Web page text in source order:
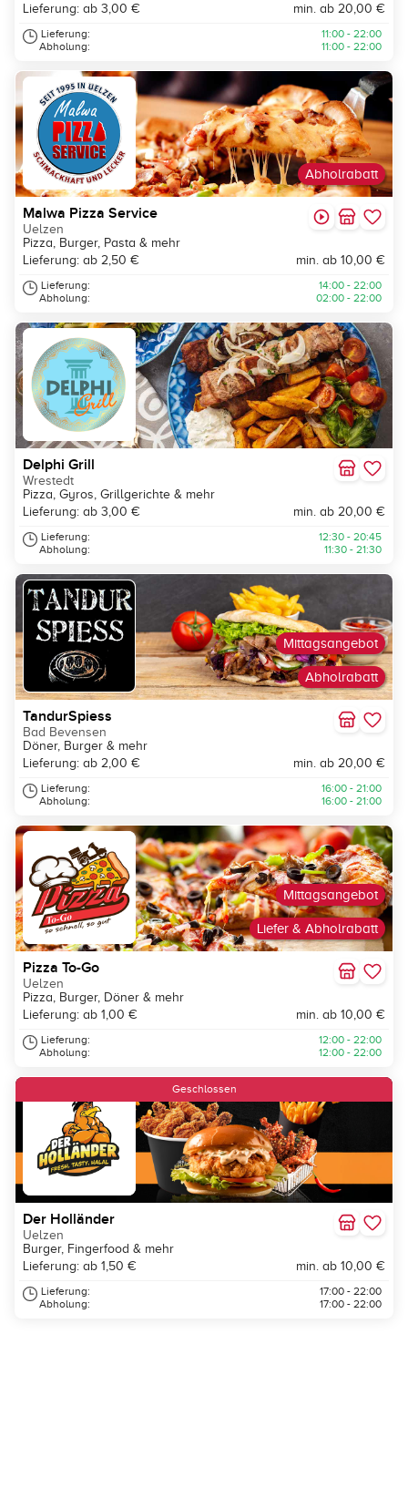
Lieferung: ab 3,00 €
min. ab 20,00 €
Lieferung:
Abholung:
11:00 - 22:00
11:00 - 22:00
Abholrabatt
Malwa Pizza Service
Uelzen
Pizza, Burger, Pasta & mehr
Lieferung: ab 2,50 €
min. ab 10,00 €
Lieferung:
Abholung:
14:00 - 22:00
02:00 - 22:00
Delphi Grill
Wrestedt
Pizza, Gyros, Grillgerichte & mehr
Lieferung: ab 3,00 €
min. ab 20,00 €
Lieferung:
Abholung:
12:30 - 20:45
11:30 - 21:30
Abholrabatt
Mittagsangebot
TandurSpiess
Bad Bevensen
Döner, Burger & mehr
Lieferung: ab 2,00 €
min. ab 20,00 €
Lieferung:
Abholung:
16:00 - 21:00
16:00 - 21:00
Liefer & Abholrabatt
Mittagsangebot
Pizza To-Go
Uelzen
Pizza, Burger, Döner & mehr
Lieferung: ab 1,00 €
min. ab 10,00 €
Lieferung:
Abholung:
12:00 - 22:00
12:00 - 22:00
Geschlossen
Der Holländer
Uelzen
Burger, Fingerfood & mehr
Lieferung: ab 1,50 €
min. ab 10,00 €
Lieferung:
Abholung:
17:00 - 22:00
17:00 - 22:00